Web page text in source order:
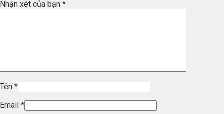
Nhận xét của bạn *
Tên *
Email *